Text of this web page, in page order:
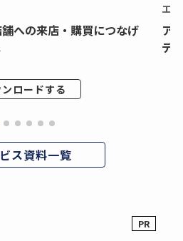
への来店・購買につなげ
ロードする
エ
ア
デ
ス資料一覧